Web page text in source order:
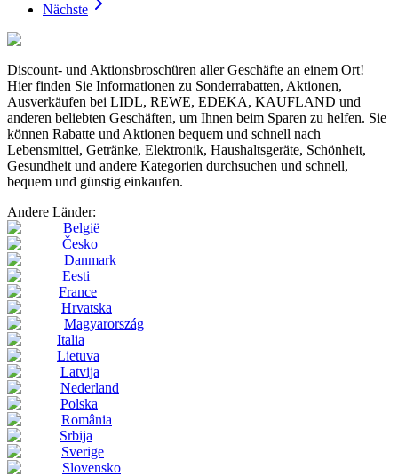
Nächste
Discount- und Aktionsbroschüren aller Geschäfte an einem Ort!
Hier finden Sie Informationen zu Sonderrabatten, Aktionen,
Ausverkäufen bei LIDL, REWE, EDEKA, KAUFLAND und
anderen beliebten Geschäften, um Ihnen beim Sparen zu helfen. Sie
können Rabatte und Aktionen bequem und schnell nach
Lebensmittel, Getränke, Elektronik, Haushaltsgeräte, Schönheit,
Gesundheit und andere Kategorien durchsuchen und schnell,
bequem und günstig einkaufen.
Andere Länder:
België
Česko
Danmark
Eesti
France
Hrvatska
Magyarország
Italia
Lietuva
Latvija
Nederland
Polska
România
Srbija
Sverige
Slovensko